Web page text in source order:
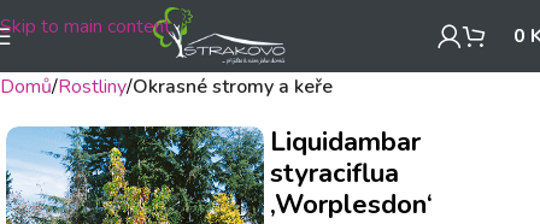
Skip to main content 0
Domů Rostliny Okrasné stromy a keře
Liquidambar
styraciflua
‚Worplesdon‘